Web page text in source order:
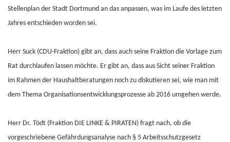
Stellenplan der Stadt Dortmund an das anpassen, was im Laufe des letzten
Jahres entschieden worden sei.
Herr Suck (CDU-Fraktion) gibt an, dass auch seine Fraktion die Vorlage zum
Rat durchlaufen lassen möchte. Er gibt an, dass aus Sicht seiner Fraktion
im Rahmen der Haushaltberatungen noch zu diskutieren sei, wie man mit
dem Thema Organisationsentwicklungsprozesse ab 2016 umgehen werde.
Herr Dr. Tödt (Fraktion DIE LINKE & PIRATEN) fragt nach, ob die
vorgeschriebene Gefährdungsanalyse nach § 5 Arbeitsschutzgesetz